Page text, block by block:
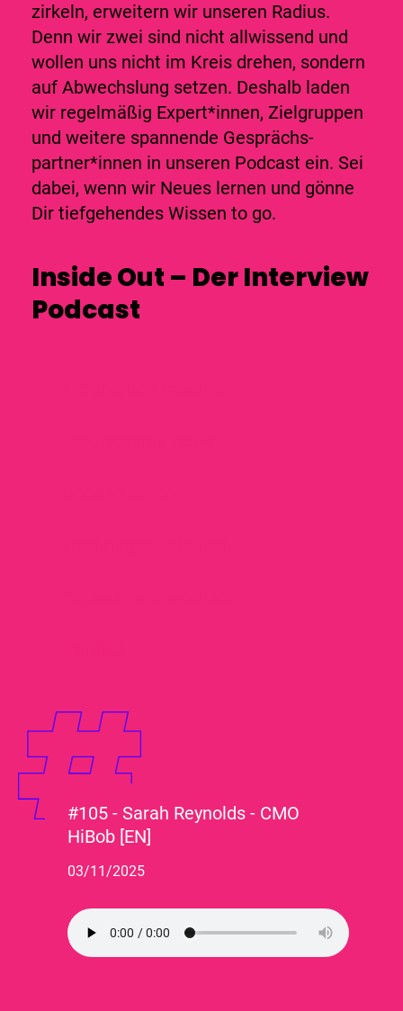
zirkeln, erweitern wir unseren Radius.
Denn wir zwei sind nicht allwissend und
wollen uns nicht im Kreis drehen, sondern
auf Abwechslung setzen. Deshalb laden
wir regelmäßig Expert*innen, Zielgruppen
und weitere spannende Gesprächs­
partner*innen in unseren Podcast ein. Sei
dabei, wenn wir Neues lernen und gönne
Dir tiefgehendes Wissen to go.
Inside Out – Der Interview
Podcast
#105 - Sarah Reynolds - CMO
HiBob [EN]
03/11/2025